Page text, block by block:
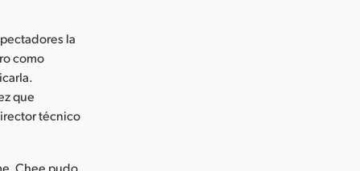
la
como
que
técnico
Chee pudo